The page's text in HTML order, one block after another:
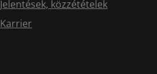
Jelentések, közzétételek
Karrier